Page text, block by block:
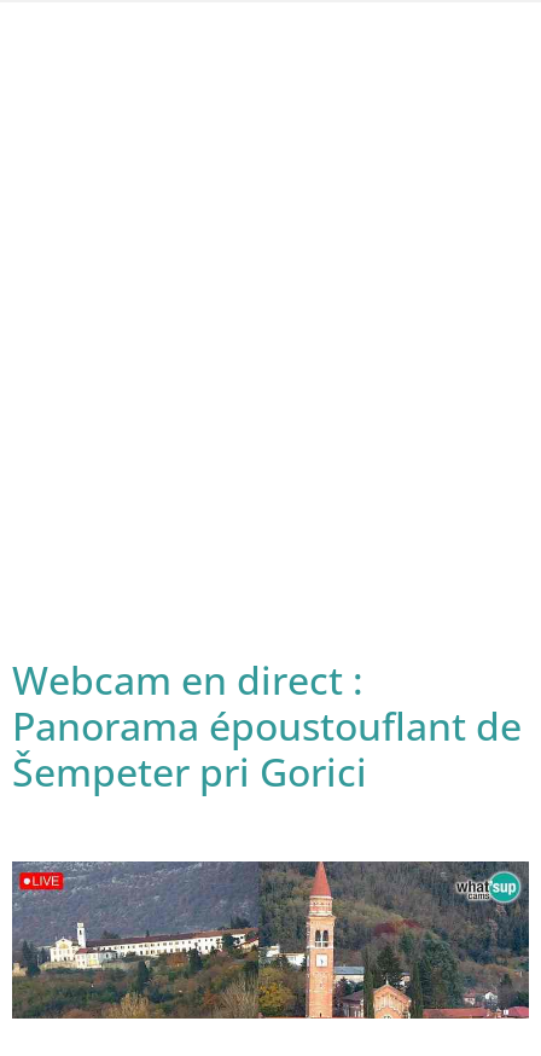
Webcam en direct :
Panorama époustouflant de
Šempeter pri Gorici